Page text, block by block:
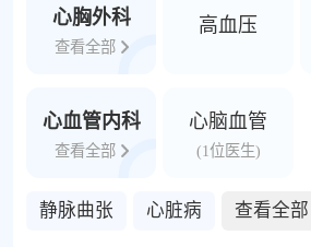
心胸外科
查看全部
高血压
心血管内科
查看全部
心脑血管
(1位医生)
静脉曲张 心脏病 查看全部